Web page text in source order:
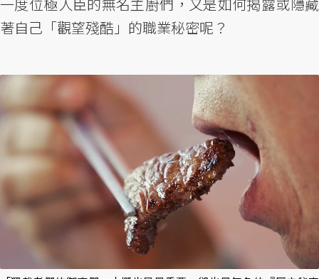
一度位極人臣的無名主廚們，又是如何揭露或隱藏
著自己「觀望殘酷」的職業秘密呢？